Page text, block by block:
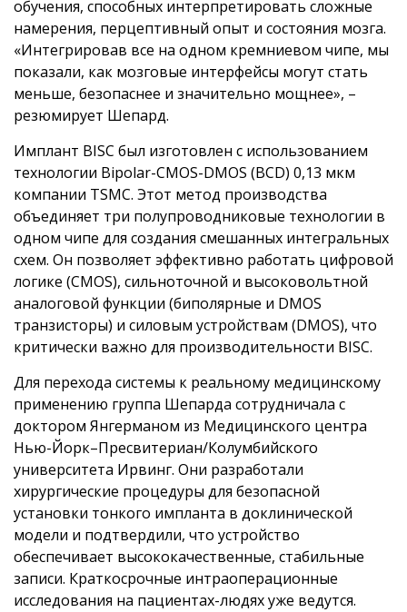
обучения, способных интерпретировать сложные
намерения, перцептивный опыт и состояния мозга.
«Интегрировав все на одном кремниевом чипе, мы
показали, как мозговые интерфейсы могут стать
меньше, безопаснее и значительно мощнее», –
резюмирует Шепард.
Имплант BISC был изготовлен с использованием
технологии Bipolar-CMOS-DMOS (BCD) 0,13 мкм
компании TSMC. Этот метод производства
объединяет три полупроводниковые технологии в
одном чипе для создания смешанных интегральных
схем. Он позволяет эффективно работать цифровой
логике (CMOS), сильноточной и высоковольтной
аналоговой функции (биполярные и DMOS
транзисторы) и силовым устройствам (DMOS), что
критически важно для производительности BISC.
Для перехода системы к реальному медицинскому
применению группа Шепарда сотрудничала с
доктором Янгерманом из Медицинского центра
Нью-Йорк–Пресвитериан/Колумбийского
университета Ирвинг. Они разработали
хирургические процедуры для безопасной
установки тонкого импланта в доклинической
модели и подтвердили, что устройство
обеспечивает высококачественные, стабильные
записи. Краткосрочные интраоперационные
исследования на пациентах-людях уже ведутся.